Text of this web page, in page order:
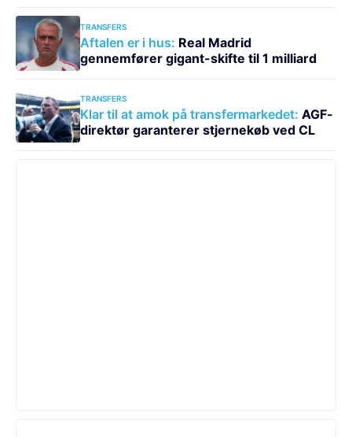
TRANSFERS
Aftalen er i hus: Real Madrid
gennemfører gigant-skifte til 1 milliard
TRANSFERS
Klar til at amok på transfermarkedet: AGF-
direktør garanterer stjernekøb ved CL